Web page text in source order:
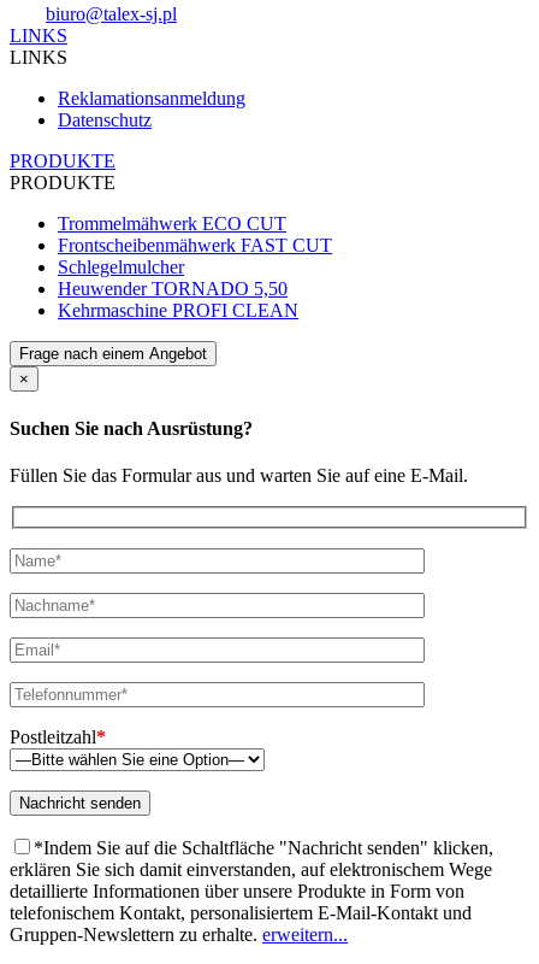
biuro@talex-sj.pl
LINKS
LINKS
Reklamationsanmeldung
Datenschutz
PRODUKTE
PRODUKTE
Trommelmähwerk ECO CUT
Frontscheibenmähwerk FAST CUT
Schlegelmulcher
Heuwender TORNADO 5,50
Kehrmaschine PROFI CLEAN
Frage nach einem Angebot
×
Suchen Sie nach Ausrüstung?
Füllen Sie das Formular aus und warten Sie auf eine E-Mail.
Postleitzahl*
*Indem Sie auf die Schaltfläche "Nachricht senden" klicken,
erklären Sie sich damit einverstanden, auf elektronischem Wege
detaillierte Informationen über unsere Produkte in Form von
telefonischem Kontakt, personalisiertem E-Mail-Kontakt und
Gruppen-Newslettern zu erhalte. erweitern...